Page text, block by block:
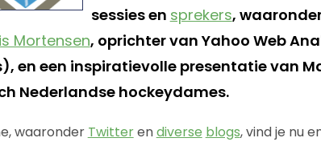
sessies en sprekers,
Mortensen, oprichter van Yahoo Web
en een inspiratievolle presentatie van
Nederlandse hockeydames.
waaronder Twitterendiverse blogs, vind je nu